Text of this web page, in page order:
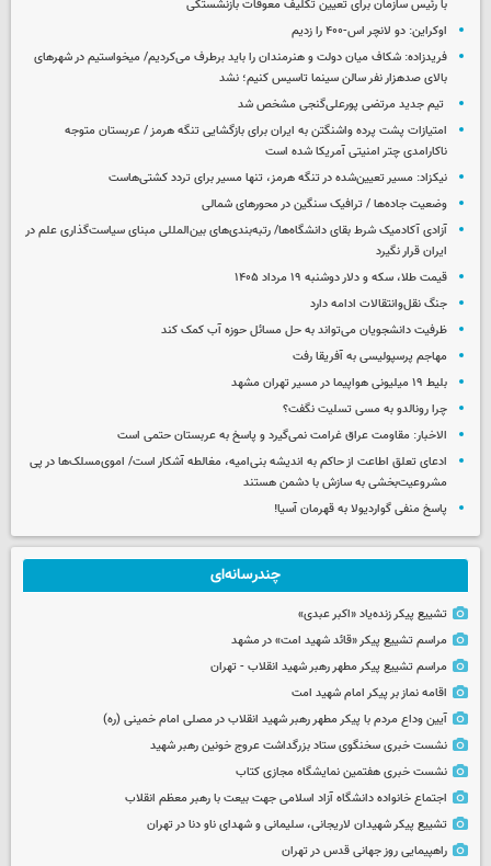
با رئیس سازمان برای تعیین تکلیف معوقات بازنشستگی
اوکراین: دو لانچر اس-۴۰۰ را زدیم
فریدزاده: شکاف میان دولت و هنرمندان را باید برطرف می‌کردیم/ میخواستیم در شهرهای
بالای صدهزار نفر سالن سینما تاسیس کنیم؛ نشد
تیم جدید مرتضی پورعلی‌گنجی مشخص شد
امتیازات پشت پرده واشنگتن به ایران برای بازگشایی تنگه هرمز / عربستان متوجه
ناکارامدی چتر امنیتی آمریکا شده است
نیکزاد: مسیر تعیین‌شده در تنگه هرمز، تنها مسیر برای تردد کشتی‌هاست
وضعیت جاده‌ها / ترافیک سنگین در محورهای شمالی
آزادی آکادمیک شرط بقای دانشگاه‌ها/ رتبه‌بندی‌های بین‌المللی مبنای سیاست‌گذاری علم در
ایران قرار نگیرد
قیمت طلا، سکه و دلار دوشنبه ۱۹ مرداد ۱۴۰۵
جنگ نقل‌وانتقالات ادامه دارد
ظرفیت دانشجویان می‌تواند به حل مسائل حوزه آب کمک کند
مهاجم پرسپولیسی به آفریقا رفت
بلیط ۱۹ میلیونی هواپیما در مسیر تهران مشهد
چرا رونالدو به مسی تسلیت نگفت؟
الاخبار: مقاومت عراق غرامت نمی‌گیرد و پاسخ به عربستان حتمی است
ادعای تعلق اطاعت از حاکم به اندیشه بنی‌امیه، مغالطه آشکار است/ اموی‌مسلک‌ها در پی
مشروعیت‌بخشی به سازش با دشمن هستند
پاسخ منفی گواردیولا به قهرمان آسیا!
چندرسانه‌ای
تشییع پیکر زنده‌یاد «اکبر عبدی»
مراسم تشییع پیکر «قائد شهید امت» در مشهد
مراسم تشییع پیکر مطهر رهبر شهید انقلاب - تهران
اقامه نماز بر پیکر امام شهید امت
آیین وداع مردم با پیکر مطهر رهبر شهید انقلاب در مصلی امام خمینی (ره)
نشست خبری سخنگوی ستاد بزرگداشت عروج خونین رهبر شهید
نشست خبری هفتمین نمایشگاه مجازی کتاب
اجتماع خانواده دانشگاه آزاد اسلامی جهت بیعت با رهبر معظم انقلاب
تشییع پیکر شهیدان لاریجانی، سلیمانی و شهدای ناو دنا در تهران
راهپیمایی روز جهانی قدس در تهران